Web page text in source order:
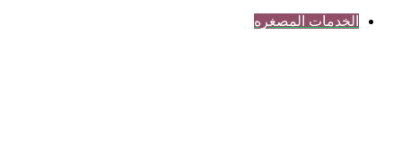
الخدمات المصغره